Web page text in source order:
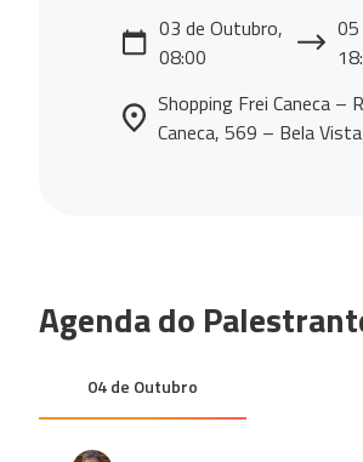
03 de Outubro,
08:00
Shopping Frei Caneca –
Caneca, 569 – Bela Vista
Agenda do
04 de Outubro